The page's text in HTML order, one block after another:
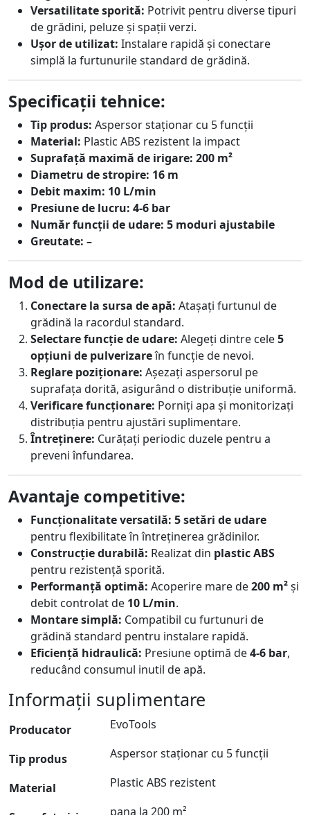
Versatilitate sporită: Potrivit pentru diverse tipuri
de grădini, peluze și spații verzi.
Ușor de utilizat: Instalare rapidă și conectare
simplă la furtunurile standard de grădină.
Specificații tehnice:
Tip produs: Aspersor staționar cu 5 funcții
Material: Plastic ABS rezistent la impact
Suprafață maximă de irigare: 200 m²
Diametru de stropire: 16 m
Debit maxim: 10 L/min
Presiune de lucru: 4-6 bar
Număr funcții de udare: 5 moduri ajustabile
Greutate: –
Mod de utilizare:
Conectare la sursa de apă: Atașați furtunul de
grădină la racordul standard.
Selectare funcție de udare: Alegeți dintre cele5
opțiuni de pulverizareîn funcție de nevoi.
Reglare poziționare: Așezați aspersorul pe
suprafața dorită, asigurând o distribuție uniformă.
Verificare funcționare: Porniți apa și monitorizați
distribuția pentru ajustări suplimentare.
Întreținere: Curățați periodic duzele pentru a
preveni înfundarea.
Avantaje competitive:
Funcționalitate versatilă: 5 setări de udare
pentru flexibilitate în întreținerea grădinilor.
Construcție durabilă: Realizat din plastic ABS
pentru rezistență sporită.
Performanță optimă: Acoperire mare de200 m²și
debit controlat de 10 L/min.
Montare simplă: Compatibil cu furtunuri de
grădină standard pentru instalare rapidă.
Eficiență hidraulică: Presiune optimă de4-6 bar,
reducând consumul inutil de apă.
Informații suplimentare
Producator EvoTools
Tip produs Aspersor staționar cu 5 funcții
Material Plastic ABS rezistent
pana la 200 m²